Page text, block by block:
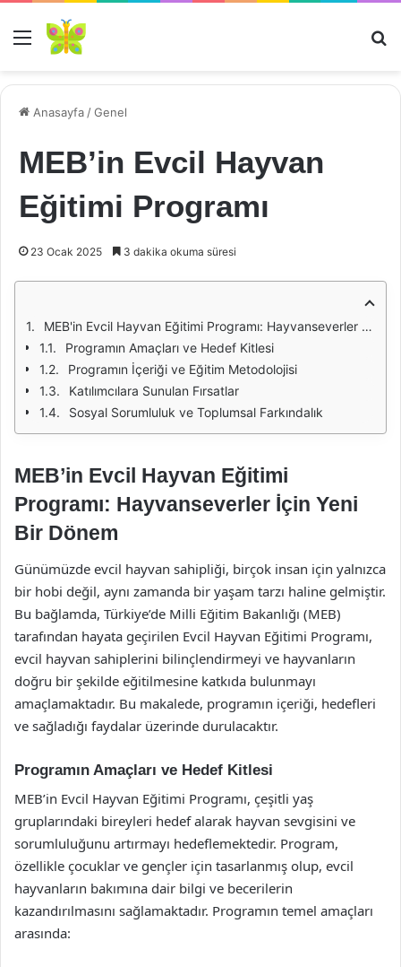
Menü
Anasayfa /Genel
MEB’in Evcil Hayvan
Eğitimi Programı
23 Ocak 2025 3 dakika okuma süresi
MEB'in Evcil Hayvan Eğitimi Programı: Hayvanseverler İçin Yeni Bir Dönem
Programın Amaçları ve Hedef Kitlesi
Programın İçeriği ve Eğitim Metodolojisi
Katılımcılara Sunulan Fırsatlar
Sosyal Sorumluluk ve Toplumsal Farkındalık
MEB’in Evcil Hayvan Eğitimi
Programı: Hayvanseverler İçin Yeni
Bir Dönem
Günümüzde evcil hayvan sahipliği, birçok insan için yalnızca
bir hobi değil, aynı zamanda bir yaşam tarzı haline gelmiştir.
Bu bağlamda, Türkiye’de Milli Eğitim Bakanlığı (MEB)
tarafından hayata geçirilen Evcil Hayvan Eğitimi Programı,
evcil hayvan sahiplerini bilinçlendirmeyi ve hayvanların
doğru bir şekilde eğitilmesine katkıda bulunmayı
amaçlamaktadır. Bu makalede, programın içeriği, hedefleri
ve sağladığı faydalar üzerinde durulacaktır.
Programın Amaçları ve Hedef Kitlesi
MEB’in Evcil Hayvan Eğitimi Programı, çeşitli yaş
gruplarındaki bireyleri hedef alarak hayvan sevgisini ve
sorumluluğunu artırmayı hedeflemektedir. Program,
özellikle çocuklar ve gençler için tasarlanmış olup, evcil
hayvanların bakımına dair bilgi ve becerilerin
kazandırılmasını sağlamaktadır. Programın temel amaçları
arasında: